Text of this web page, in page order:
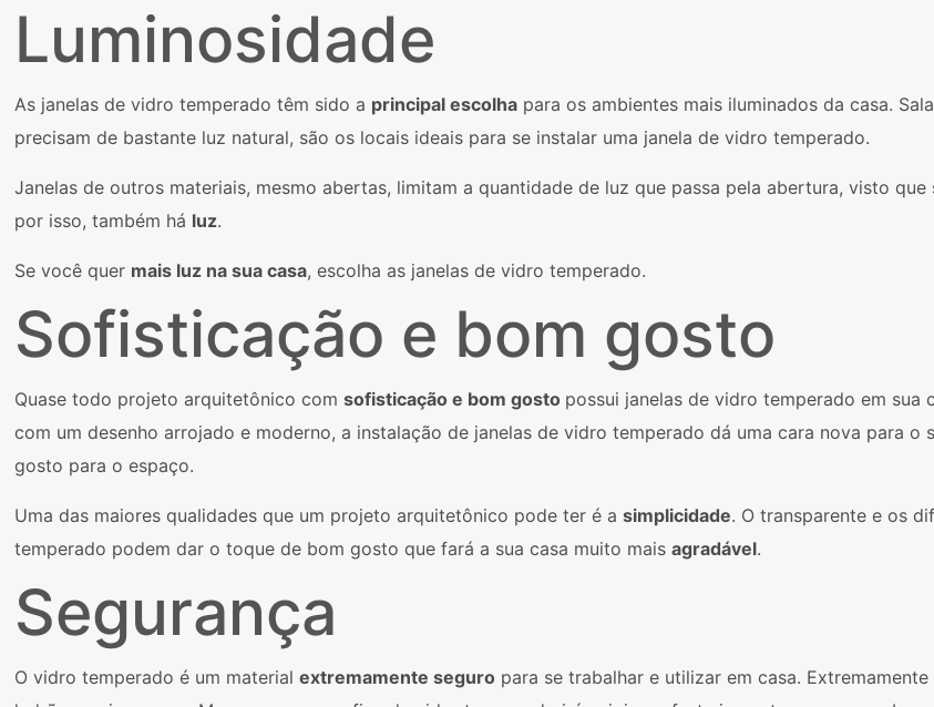
Luminosidade
As janelas de vidro temperado têm sido a principal escolha para os ambientes mais iluminados da casa.
precisam de bastante luz natural, são os locais ideais para se instalar uma janela de vidro temperado.
Janelas de outros materiais, mesmo abertas, limitam a quantidade de luz que passa pela abertura, visto
por isso, também há luz.
Se você quer mais luz na sua casa, escolha as janelas de vidro temperado.
Sofisticação e bom gosto
Quase todo projeto arquitetônico comsofisticação e bom gosto possui janelas de vidro temperado em sua
com um desenho arrojado e moderno, a instalação de janelas de vidro temperado dá uma cara nova para
gosto para o espaço.
Uma das maiores qualidades que um projeto arquitetônico pode ter é asimplicidade. O transparente e os
temperado podem dar o toque de bom gosto que fará a sua casa muito maisagradável.
Segurança
O vidro temperado é um materialextremamente seguro para se trabalhar e utilizar em casa. Extremamente